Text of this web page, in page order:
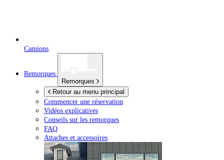
Camions
Remorques
Remorques
Retour au menu principal
Commencer une réservation
Vidéos explicatives
Conseils sur les remorques
FAQ
Attaches et accessoires